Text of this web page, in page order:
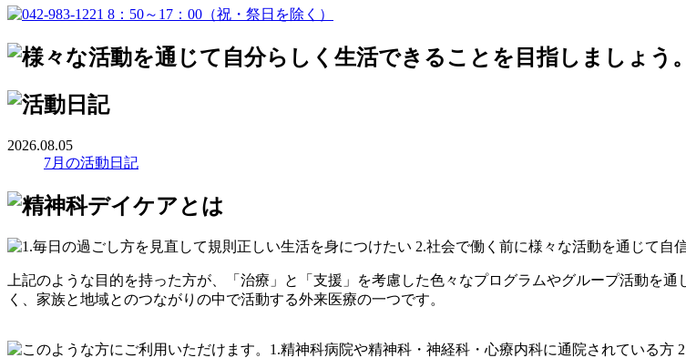
2026.08.05
7月の活動日記
上記のような目的を持った方が、「治療」と「支援」を考慮した色々なプログラムやグループ活動を通
く、家族と地域とのつながりの中で活動する外来医療の一つです。